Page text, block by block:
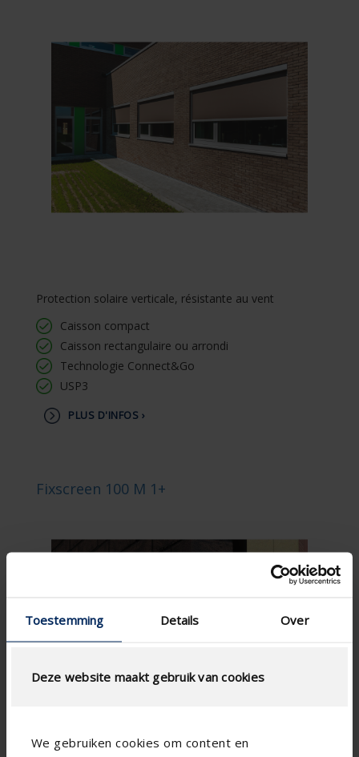
Toestemming Details Over
Deze website maakt gebruik van cookies
We gebruiken cookies om content en
Protection solaire verticale, résistante au vent
Caisson compact
Caisson rectangulaire ou arrondi
Technologie Connect&Go
USP3
PLUS D'INFOS ›
Fixscreen 100 M 1+